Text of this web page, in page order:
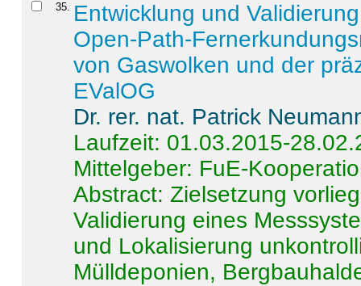
35. Entwicklung und
Open-Path-
von Gaswolken und der
EValOG
Dr. rer. nat. Patrick
Laufzeit: 01.03.2015-
Mittelgeber: FuE-
Abstract:Zielsetzung
Validierung eines
und Lokalisierung
Mülldeponien,